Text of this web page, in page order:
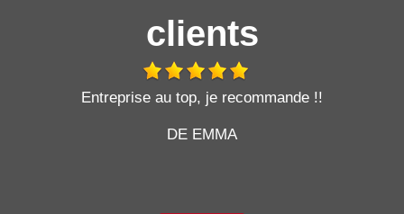
clients
Entreprise au top, je recommande !!
DE EMMA